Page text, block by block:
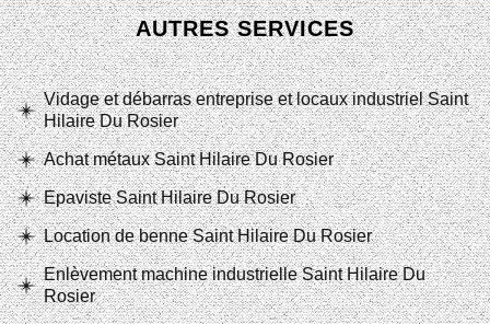
AUTRES SERVICES
Vidage et débarras entreprise et locaux industriel Saint
Hilaire Du Rosier
Achat métaux Saint Hilaire Du Rosier
Epaviste Saint Hilaire Du Rosier
Location de benne Saint Hilaire Du Rosier
Enlèvement machine industrielle Saint Hilaire Du
Rosier